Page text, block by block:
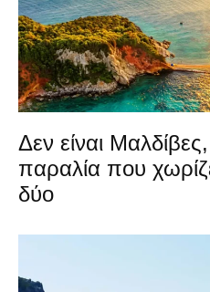
Δεν είναι
παραλία που
δύο